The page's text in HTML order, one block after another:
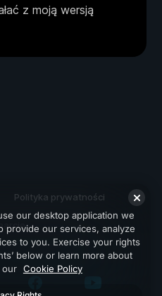
z moją wersją
Polityka prywatności
our desktop application we
provide our services, analyze
to you. Exercise your rights
below or learn more about
our Cookie Policy